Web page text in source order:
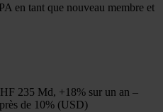
en tant que nouveau membre et
235 Md, +18% sur un an –
de 10% (USD)